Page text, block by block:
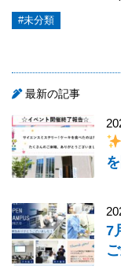
#未分類
最新の記事
7